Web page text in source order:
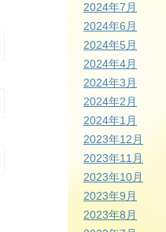
2024年7月
2024年6月
2024年5月
2024年4月
2024年3月
2024年2月
2024年1月
2023年12月
2023年11月
2023年10月
2023年9月
2023年8月